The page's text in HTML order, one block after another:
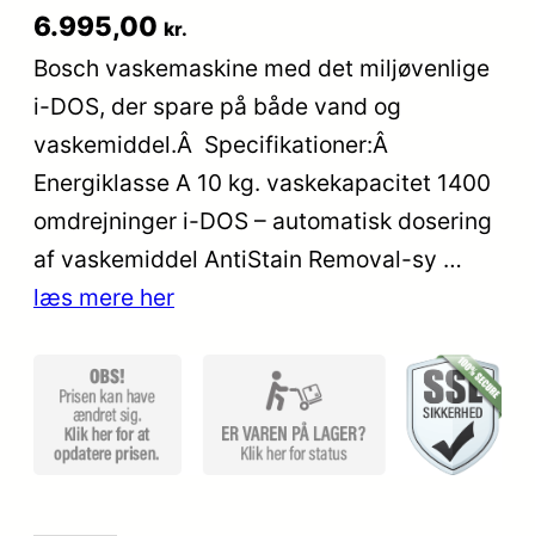
Bedømt
ud af 5
baseret
9
mmelser
6.995,00 kr.
Bosch vaskemaskine med det miljøvenlige
i-DOS, der spare på både vand og
vaskemiddel.Â Specifikationer:Â
Energiklasse A 10 kg. vaskekapacitet 1400
omdrejninger i-DOS – automatisk dosering
af vaskemiddel AntiStain Removal-sy …
læs mere her